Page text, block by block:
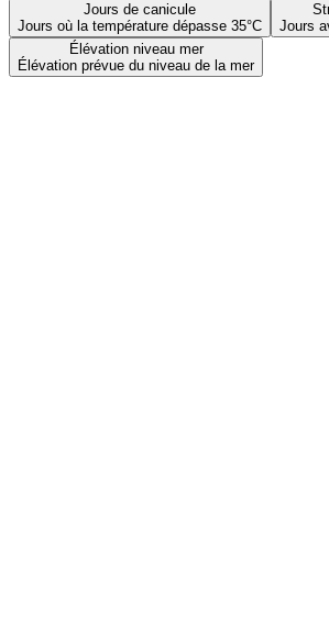
Jours de canicule
Jours où la température dépasse 35°C
Jours
Élévation niveau mer
Élévation prévue du niveau de la mer